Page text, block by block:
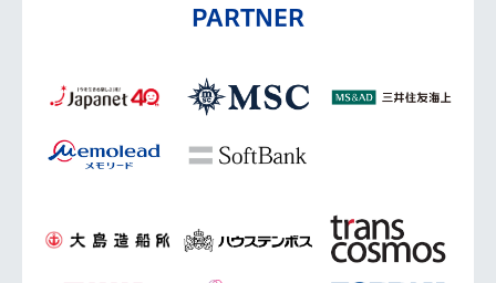
PARTNER